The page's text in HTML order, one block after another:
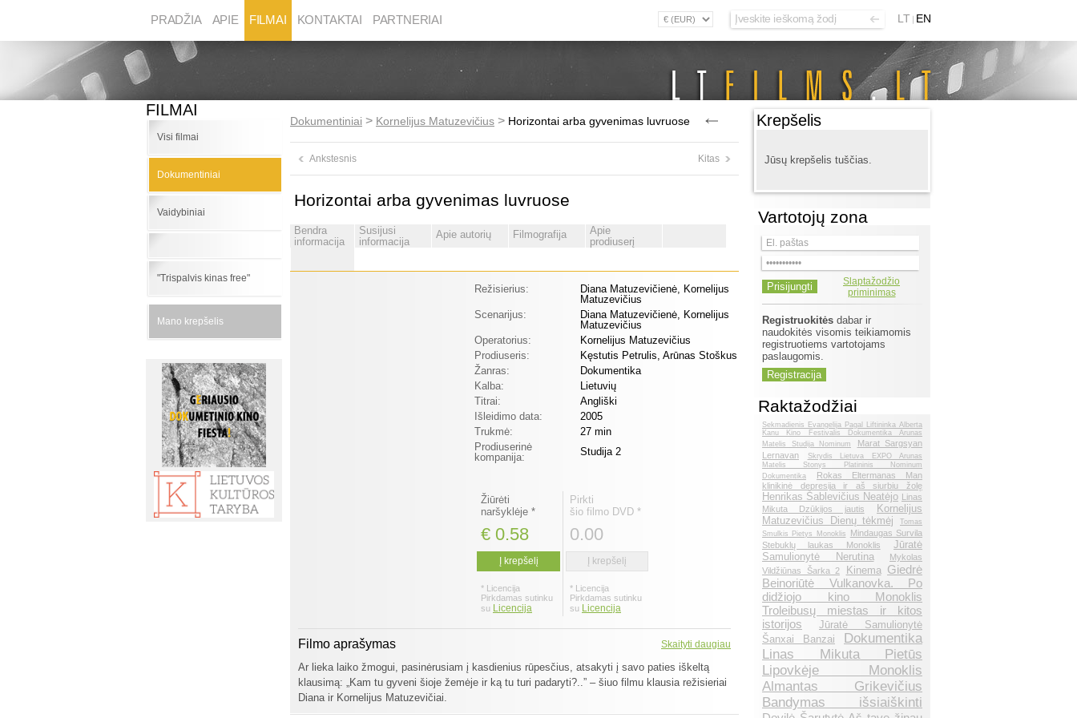
LT EN
PRADŽIA APIE FILMAI KONTAKTAI PARTNERIAI
FILMAI
Visi filmai
Dokumentiniai
Vaidybiniai
"Trispalvis kinas free"
Mano krepšelis
Dokumentiniai > Kornelijus Matuzevičius > Horizontai arba gyvenimas luvruose
Ankstesnis Kitas
Horizontai arba gyvenimas luvruose
Bendra
informacija
Susijusi
informacija
Apie autorių Filmografija
Apie
prodiuserį
Režisierius:
Diana Matuzevičienė, Kornelijus
Matuzevičius
Scenarijus:
Diana Matuzevičienė, Kornelijus
Matuzevičius
Operatorius:
Kornelijus Matuzevičius
Prodiuseris:
Kęstutis Petrulis, Arūnas Stoškus
Žanras:
Dokumentika
Kalba:
Lietuvių
Titrai:
Angliški
Išleidimo data:
2005
Trukmė:
27 min
Prodiuserinė
kompanija:
Studija 2
Žiūrėti
naršyklėje *
€ 0.58
Į krepšelį
* Licencija
Pirkdamas sutinku
su Licencija
Pirkti
šio filmo DVD *
0.00
Į krepšelį
* Licencija
Pirkdamas sutinku
su Licencija
Filmo aprašymas Skaityti daugiau
Ar lieka laiko žmogui, pasinėrusiam į kasdienius rūpesčius, atsakyti į savo paties iškeltą
klausimą: „Kam tu gyveni šioje žemėje ir ką tu turi padaryti?..” – šiuo filmu klausia režisieriai
Diana ir Kornelijus Matuzevičiai.
Krepšelis
Jūsų krepšelis tuščias.
Vartotojų zona
Slaptažodžio
priminimas
Registruokitės dabar ir
naudokitės visomis teikiamomis
registruotiems vartotojams
paslaugomis.
Raktažodžiai
Sekmadienis Evangelija Pagal Liftininka Alberta
Kanu Kino Festivalis Dokumentika Arunas
Matelis Studija Nominum
Marat Sargsyan
Lernavan
Skrydis Lietuva EXPO Arunas
Matelis Stonys Platininis Nominum
Dokumentika
Rokas Eltermanas Man
klinikinė depresija ir aš siurbiu žolę
Henrikas Šablevičius Neatėjo Linas
Mikuta Dzūkijos jautis
Kornelijus
Matuzevičius Dienų tėkmėj
Tomas
Smulkis Pietys Monoklis
Mindaugas Survila
Stebuklų laukas Monoklis
Jūratė
Samulionytė Nerutina
Mykolas
Vildžiūnas Šarka 2
Kinema Giedrė
Beinoriūtė Vulkanovka. Po
didžiojo kino Monoklis
Troleibusų miestas ir kitos
istorijos
Jūratė Samulionytė
Šanxai Banzai
Dokumentika
Linas Mikuta Pietūs
Lipovkėje Monoklis
Almantas Grikevičius
Bandymas išsiaiškinti